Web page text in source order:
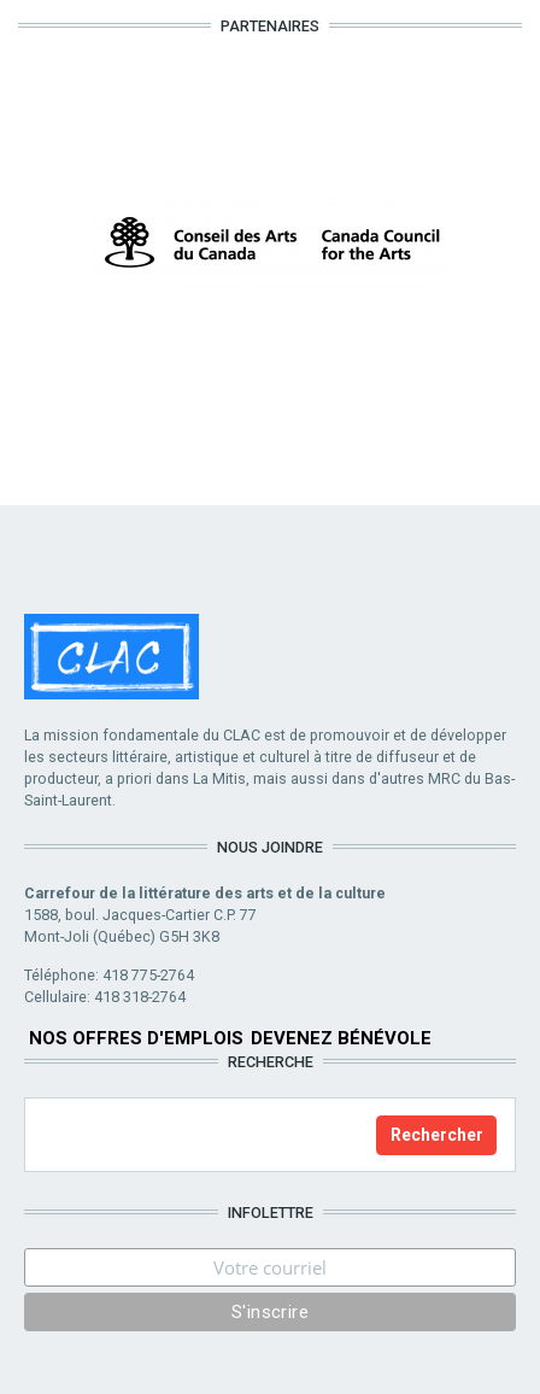
PARTENAIRES
La mission fondamentale du CLAC est de promouvoir et de développer
les secteurs littéraire, artistique et culturel à titre de diffuseur et de
producteur, a priori dans La Mitis, mais aussi dans d'autres MRC du Bas-
Saint-Laurent.
NOUS JOINDRE
Carrefour de la littérature des arts et de la culture
1588, boul. Jacques-Cartier C.P. 77
Mont-Joli (Québec) G5H 3K8
Téléphone: 418 775-2764
Cellulaire: 418 318-2764
NOS OFFRES D'EMPLOIS DEVENEZ BÉNÉVOLE
RECHERCHE
INFOLETTRE